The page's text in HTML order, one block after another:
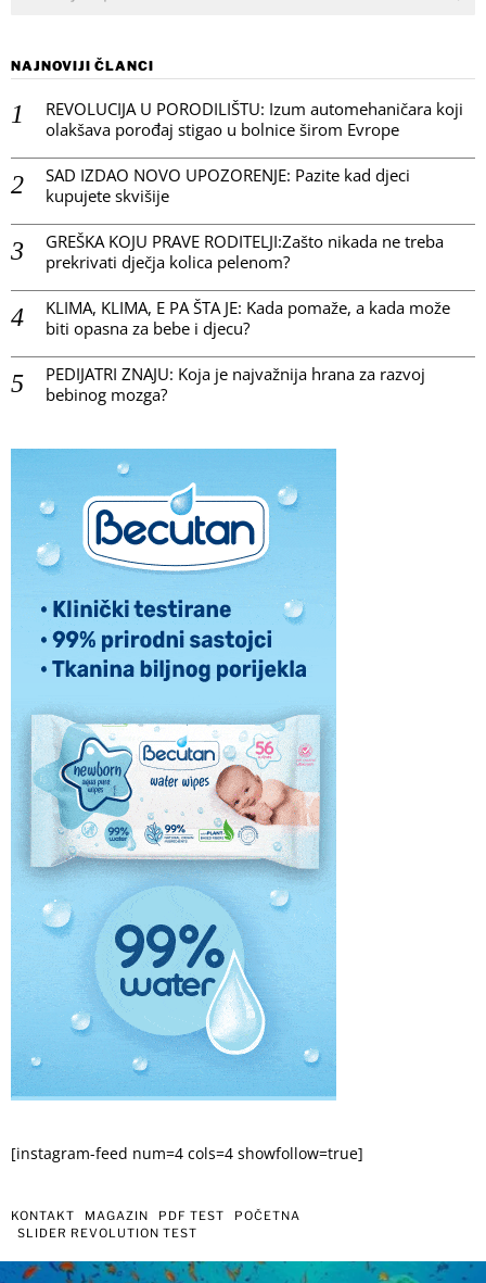
NAJNOVIJI ČLANCI
REVOLUCIJA U PORODILIŠTU: Izum automehaničara koji
olakšava porođaj stigao u bolnice širom Evrope
SAD IZDAO NOVO UPOZORENJE: Pazite kad djeci
kupujete skvišije
GREŠKA KOJU PRAVE RODITELJI:Zašto nikada ne treba
prekrivati dječja kolica pelenom?
KLIMA, KLIMA, E PA ŠTA JE: Kada pomaže, a kada može
biti opasna za bebe i djecu?
PEDIJATRI ZNAJU: Koja je najvažnija hrana za razvoj
bebinog mozga?
[instagram-feed num=4 cols=4 showfollow=true]
KONTAKT MAGAZIN PDF TEST
POČETNA
SLIDER REVOLUTION TEST